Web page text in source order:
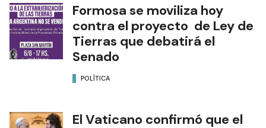
Formosa se moviliza hoy
contra el proyecto de Ley de
Tierras que debatirá el
Senado
POLÍTICA
El Vaticano confirmó que el